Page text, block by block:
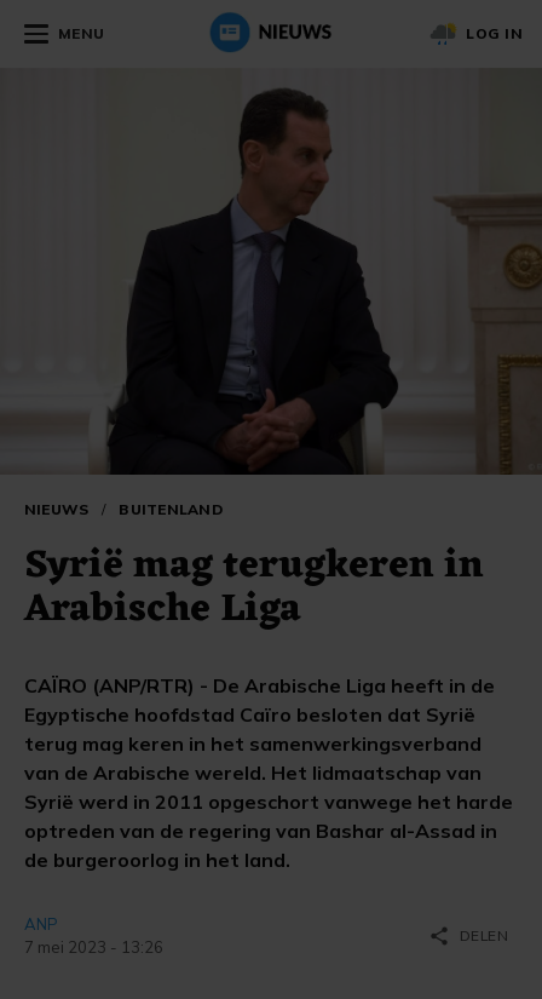
MENU LOG IN
NIEUWS / BUITENLAND
Syrië mag terugkeren in
Arabische Liga
CAÏRO (ANP/RTR) - De Arabische Liga heeft in de
Egyptische hoofdstad Caïro besloten dat Syrië
terug mag keren in het samenwerkingsverband
van de Arabische wereld. Het lidmaatschap van
Syrië werd in 2011 opgeschort vanwege het harde
optreden van de regering van Bashar al-Assad in
de burgeroorlog in het land.
ANP
7 mei 2023 - 13:26
share DELEN